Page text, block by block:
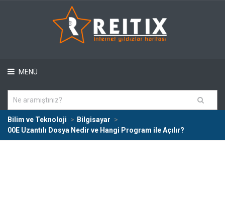
MENÜ
Bilim ve Teknoloji
Bilgisayar
00E Uzantılı Dosya Nedir ve Hangi Program ile Açılır?